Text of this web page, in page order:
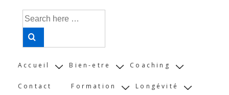
Search
for:
Main
Accueil Bien-etre Coaching
Contact Formation Longévité